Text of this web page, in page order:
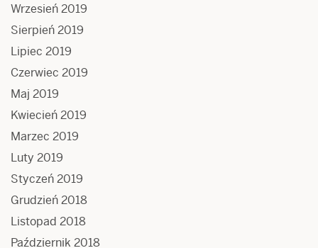
Wrzesień 2019
Sierpień 2019
Lipiec 2019
Czerwiec 2019
Maj 2019
Kwiecień 2019
Marzec 2019
Luty 2019
Styczeń 2019
Grudzień 2018
Listopad 2018
Październik 2018